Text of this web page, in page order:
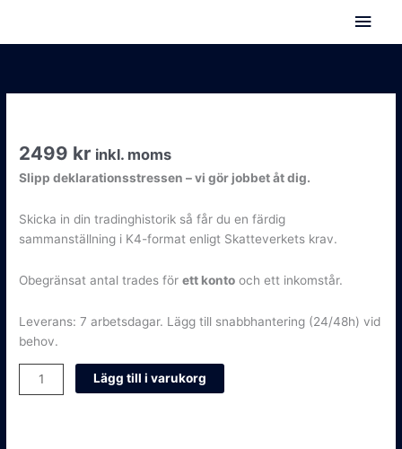
innehåll
2499 kr inkl. moms
Slipp deklarationsstressen – vi gör jobbet åt dig.
Skicka in din tradinghistorik så får du en färdig
sammanställning i K4-format enligt Skatteverkets krav.
Obegränsat antal trades förett konto och ett inkomstår.
Leverans: 7 arbetsdagar. Lägg till snabbhantering (24/48h) vid
behov.
Det
Lägg till i varukorg